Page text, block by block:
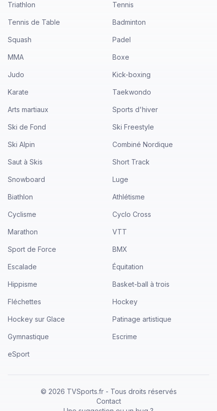
Triathlon Tennis
Tennis de Table Badminton
Squash Padel
MMA Boxe
Judo Kick-boxing
Karate Taekwondo
Arts martiaux Sports d'hiver
Ski de Fond Ski Freestyle
Ski Alpin Combiné Nordique
Saut à Skis Short Track
Snowboard Luge
Biathlon Athlétisme
Cyclisme Cyclo Cross
Marathon VTT
Sport de Force BMX
Escalade Équitation
Hippisme Basket-ball à trois
Fléchettes Hockey
Hockey sur Glace Patinage artistique
Gymnastique Escrime
eSport
© 2026 TVSports.fr - Tous droits réservés
Contact